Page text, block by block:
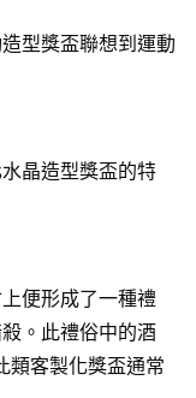
型獎盃聯想到運動
晶造型獎盃的特
便形成了一種禮
。此禮俗中的酒
類客製化獎盃通常